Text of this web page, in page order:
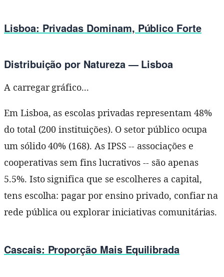
Lisboa: Privadas Dominam, Público Forte
Distribuição por Natureza — Lisboa
A carregar gráfico...
Em Lisboa, as escolas privadas representam 48%
do total (200 instituições). O setor público ocupa
um sólido 40% (168). As IPSS -- associações e
cooperativas sem fins lucrativos -- são apenas
5.5%. Isto significa que se escolheres a capital,
tens escolha: pagar por ensino privado, confiar na
rede pública ou explorar iniciativas comunitárias.
Cascais: Proporção Mais Equilibrada